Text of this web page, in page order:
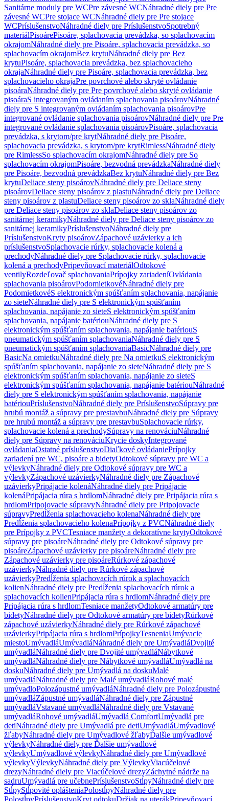
Sanitárne moduly pre WCPre závesné WCNáhradné diely pre Pre
závesné WCPre stojace WCNáhradné diely pre Pre stojace
WCPríslušenstvoNáhradné diely pre PríslušenstvoSpotrebný
materiálPisoárePisoáre, splachovacia prevádzka, so splachovacím
okrajomNáhradné diely pre Pisoáre, splachovacia prevádzka, so
splachovacím okrajomBez krytuNáhradné diely pre Bez
krytuPisoáre, splachovacia prevádzka, bez splachovacieho
okrajaNáhradné diely pre Pisoáre, splachovacia prevádzka, bez
splachovacieho okrajaPre povrchové alebo skryté ovládanie
pisoáraNáhradné diely pre Pre povrchové alebo skryté ovládanie
pisoáraS integrovaným ovládaním splachovania pisoárovNáhradné
diely pre S integrovaným ovládaním splachovania pisoárovPre
integrované ovládanie splachovania pisoárovNáhradné diely pre Pre
integrované ovládanie splachovania pisoárovPisoáre, splachovacia
prevádzka, s krytom/pre krytNáhradné diely pre Pisoáre,
splachovacia prevádzka, s krytom/pre krytRimlessNáhradné diely
pre RimlessSo splachovacím okrajomNáhradné diely pre So
splachovacím okrajomPisoáre, bezvodná prevádzkaNáhradné diely
pre Pisoáre, bezvodná prevádzkaBez krytuNáhradné diely pre Bez
krytuDeliace steny pisoárovNáhradné diely pre Deliace steny
pisoárovDeliace steny pisoárov z plastuNáhradné diely pre Deliace
steny pisoárov z plastuDeliace steny pisoárov zo sklaNáhradné diely
pre Deliace steny pisoárov zo sklaDeliace steny pisoárov zo
sanitárnej keramikyNáhradné diely pre Deliace steny pisoárov zo
sanitárnej keramikyPríslušenstvoNáhradné diely pre
PríslušenstvoKryty pisoárovZápachové uzávierky a ich
príslušenstvoSplachovacie rúrky, splachovacie kolená a
prechodyNáhradné diely pre Splachovacie rúrky, splachovacie
kolená a prechodyPripevňovací materiálOdtokové
ventilyRozdeľovač splachovaniaPrípojky zariadeníOvládania
splachovania pisoárovPodomietkovéNáhradné diely pre
PodomietkovéS elektronickým spúšťaním splachovania, napájanie
zo sieteNáhradné diely pre S elektronickým spúšťaním
splachovania, napájanie zo sieteS elektronickým spúšťaním
splachovania, napájanie batériouNáhradné diely pre S
elektronickým spúšťaním splachovania, napájanie batériouS
pneumatickým spúšťaním splachovaniaNáhradné diely pre S
pneumatickým spúšťaním splachovaniaBasicNáhradné diely pre
BasicNa omietkuNáhradné diely pre Na omietkuS elektronickým
spúšťaním splachovania, napájanie zo sieteNáhradné diely pre S
elektronickým spúšťaním splachovania, napájanie zo sieteS
elektronickým spúšťaním splachovania, napájanie batériouNáhradné
diely pre S elektronickým spúšťaním splachovania, napájanie
batériouPríslušenstvoNáhradné diely pre PríslušenstvoSúpravy pre
hrubú montáž a súpravy pre prestavbuNáhradné diely pre Súpravy
pre hrubú montáž a súpravy pre prestavbuSplachovacie rúrky,
splachovacie kolená a prechodySúpravy na renováciuNáhradné
diely pre Súpravy na renováciuKrycie doskyIntegrované
ovládaniaOstatné príslušenstvoDiaľkové ovládaniePrípojky
zariadení pre WC, pisoáre a bidetyOdtokové súpravy pre WC a
výlevkyNáhradné diely pre Odtokové súpravy pre WC a
výlevkyZápachové uzávierkyNáhradné diely pre Zápachové
uzávierkyPripájacie kolenáNáhradné diely pre Pripájacie
kolenáPripájacia rúra s hrdlomNáhradné diely pre Pripájacia rúra s
hrdlomPripojovacie súpravyNáhradné diely pre Pripojovacie
súpravyPredĺženia splachovacieho kolenaNáhradné diely pre
Predĺženia splachovacieho kolenaPrípojky z PVCNáhradné diely
pre Prípojky z PVCTesniace manžety a dekoratívne krytyOdtokové
súpravy pre pisoáreNáhradné diely pre Odtokové súpravy pre
pisoáreZápachové uzávierky pre pisoáreNáhradné diely pre
Zápachové uzávierky pre pisoáreRúrkové zápachové
uzávierkyNáhradné diely pre Rúrkové zápachové
uzávierkyPredĺženia splachovacích rúrok a splachovacích
kolienNáhradné diely pre Predĺženia splachovacích rúrok a
splachovacích kolienPripájacia rúra s hrdlomNáhradné diely pre
Pripájacia rúra s hrdlomTesniace manžetyOdtokové armatúry pre
bidetyNáhradné diely pre Odtokové armatúry pre bidetyRúrkové
zápachové uzávierkyNáhradné diely pre Rúrkové zápachové
uzávierkyPripájacia rúra s hrdlomPrípojkyTesneniaUmývacie
miestoUmývadláUmývadláNáhradné diely pre UmývadláDvojité
umývadláNáhradné diely pre Dvojité umývadláNábytkové
umývadláNáhradné diely pre Nábytkové umývadláUmývadlá na
doskuNáhradné diely pre Umývadlá na doskuMalé
umývadláNáhradné diely pre Malé umývadláRohové malé
umývadloPolozápustné umývadláNáhradné diely pre Polozápustné
umývadláZápustné umývadláNáhradné diely pre Zápustné
umývadláVstavané umývadláNáhradné diely pre Vstavané
umývadláRohové umývadláUmývadlá ComfortUmývadlá pre
detiNáhradné diely pre Umývadlá pre detiUmývadláUmývadlové
žľabyNáhradné diely pre Umývadlové žľabyĎalšie umývadlové
výlevkyNáhradné diely pre Ďalšie umývadlové
výlevkyUmývadlové výlevkyNáhradné diely pre Umývadlové
výlevkyVýlevkyNáhradné diely pre VýlevkyViacúčelové
drezyNáhradné diely pre Viacúčelové drezyZáchytné nádrže na
sadruUmývadlá pre učebnePríslušenstvoStĺpyNáhradné diely pre
StĺpyStĺpovité oplášteniaPolostĺpyNáhradné diely pre
PolostĺpyPríslušenstvoKryt odtokuDržiak na uterákPripevňovací